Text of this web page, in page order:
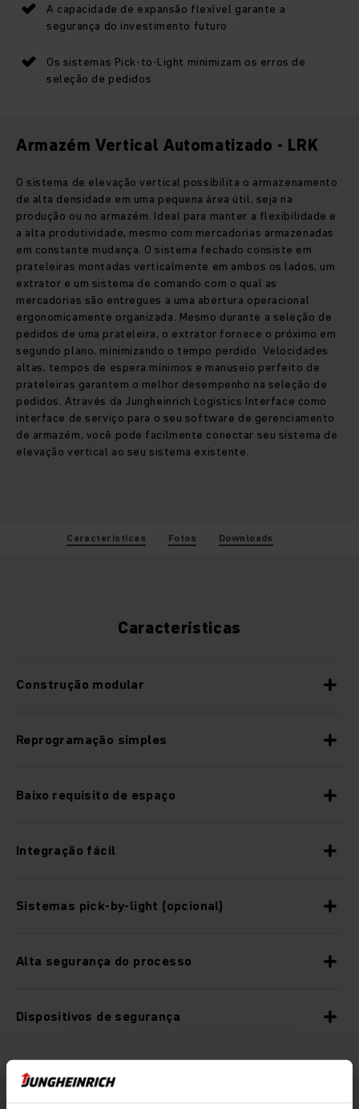
A capacidade de expansão flexível garante a
segurança do investimento futuro
Os sistemas Pick-to-Light minimizam os erros de
seleção de pedidos
Armazém Vertical Automatizado - LRK
O sistema de elevação vertical possibilita o armazenamento
de alta densidade em uma pequena área útil, seja na
produção ou no armazém. Ideal para manter a flexibilidade e
a alta produtividade, mesmo com mercadorias armazenadas
em constante mudança. O sistema fechado consiste em
prateleiras montadas verticalmente em ambos os lados, um
extrator e um sistema de comando com o qual as
mercadorias são entregues a uma abertura operacional
ergonomicamente organizada. Mesmo durante a seleção de
pedidos de uma prateleira, o extrator fornece o próximo em
segundo plano, minimizando o tempo perdido. Velocidades
altas, tempos de espera mínimos e manuseio perfeito de
prateleiras garantem o melhor desempenho na seleção de
pedidos. Através da Jungheinrich Logistics Interface como
interface de serviço para o seu software de gerenciamento
de armazém, você pode facilmente conectar seu sistema de
elevação vertical ao seu sistema existente.
Características Fotos Downloads
Características
Construção modular
Reprogramação simples
Baixo requisito de espaço
Integração fácil
Sistemas pick-by-light (opcional)
Alta segurança do processo
Dispositivos de segurança